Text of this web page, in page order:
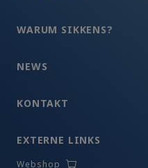
WARUM SIKKENS?
NEWS
KONTAKT
EXTERNE LINKS
Webshop